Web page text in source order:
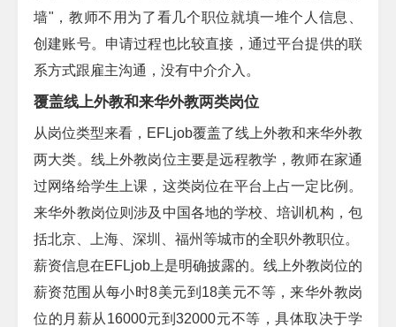
墙" ，教师不用为了看几个职位就填一堆个人信息、
创建账号。申请过程也比较直接，通过平台提供的联
系方式跟雇主沟通，没有中介介入。
覆盖线上外教和来华外教两类岗位
从岗位类型来看， EFLjob覆盖了线上外教和来华外教
两大类。线上外教岗位主要是远程教学，教师在家通
过网络给学生上课，这类岗位在平台上占一定比例。
来华外教岗位则涉及中国各地的学校、培训机构，包
括北京、上海、深圳、福州等城市的全职外教职位。
薪资信息在EFLjob 上是明确披露的。线上外教岗位的
薪资范围从每小时8美元到 18美元不等，来华外教岗
位的月薪从 16000元到32000元不等，具体取决于学